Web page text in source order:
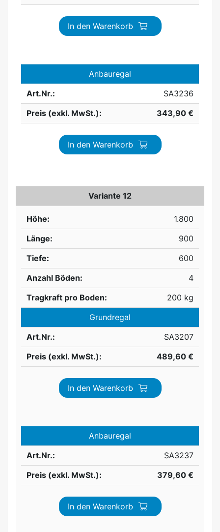
In den Warenkorb
Anbauregal
Art.Nr.:
SA3236
Preis (exkl. MwSt.):
343,90 €
In den Warenkorb
Variante 12
Höhe:
1.800
Länge:
900
Tiefe:
600
Anzahl Böden:
4
Tragkraft pro Boden:
200 kg
Grundregal
Art.Nr.:
SA3207
Preis (exkl. MwSt.):
489,60 €
In den Warenkorb
Anbauregal
Art.Nr.:
SA3237
Preis (exkl. MwSt.):
379,60 €
In den Warenkorb